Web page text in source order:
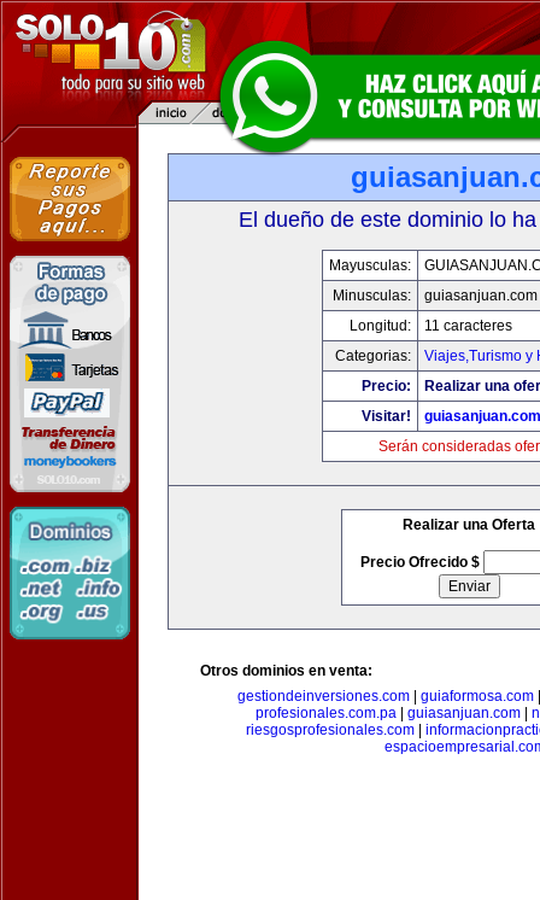
El dueño de este dominio lo
Mayusculas:
Minusculas:
guiasanjuan.com
Longitud:
11 caracteres
Categorias:
Viajes,Turismo y
Precio:
Realizar una
Visitar!
guiasanjuan.com
Serán consideradas
Realizar una Oferta
Precio Ofrecido $
Otros dominios en venta:
gestiondeinversiones.com| guiaformosa.com
profesionales.com.pa
guiasanjuan.com
riesgosprofesionales.com